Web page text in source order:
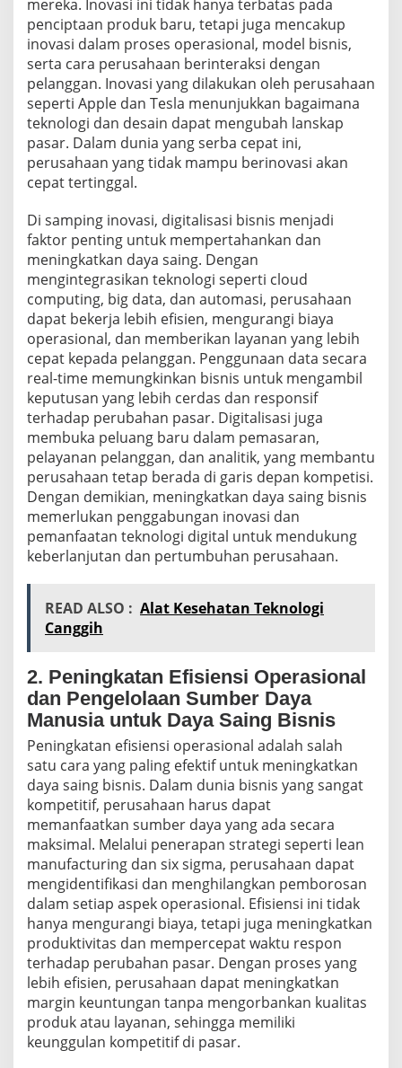
mereka. Inovasi ini tidak hanya terbatas pada
penciptaan produk baru, tetapi juga mencakup
inovasi dalam proses operasional, model bisnis,
serta cara perusahaan berinteraksi dengan
pelanggan. Inovasi yang dilakukan oleh perusahaan
seperti Apple dan Tesla menunjukkan bagaimana
teknologi dan desain dapat mengubah lanskap
pasar. Dalam dunia yang serba cepat ini,
perusahaan yang tidak mampu berinovasi akan
cepat tertinggal.
Di samping inovasi, digitalisasi bisnis menjadi
faktor penting untuk mempertahankan dan
meningkatkan daya saing. Dengan
mengintegrasikan teknologi seperti cloud
computing, big data, dan automasi, perusahaan
dapat bekerja lebih efisien, mengurangi biaya
operasional, dan memberikan layanan yang lebih
cepat kepada pelanggan. Penggunaan data secara
real-time memungkinkan bisnis untuk mengambil
keputusan yang lebih cerdas dan responsif
terhadap perubahan pasar. Digitalisasi juga
membuka peluang baru dalam pemasaran,
pelayanan pelanggan, dan analitik, yang membantu
perusahaan tetap berada di garis depan kompetisi.
Dengan demikian, meningkatkan daya saing bisnis
memerlukan penggabungan inovasi dan
pemanfaatan teknologi digital untuk mendukung
keberlanjutan dan pertumbuhan perusahaan.
READ ALSO : Alat Kesehatan Teknologi
Canggih
2. Peningkatan Efisiensi Operasional
dan Pengelolaan Sumber Daya
Manusia untuk Daya Saing Bisnis
Peningkatan efisiensi operasional adalah salah
satu cara yang paling efektif untuk meningkatkan
daya saing bisnis. Dalam dunia bisnis yang sangat
kompetitif, perusahaan harus dapat
memanfaatkan sumber daya yang ada secara
maksimal. Melalui penerapan strategi seperti lean
manufacturing dan six sigma, perusahaan dapat
mengidentifikasi dan menghilangkan pemborosan
dalam setiap aspek operasional. Efisiensi ini tidak
hanya mengurangi biaya, tetapi juga meningkatkan
produktivitas dan mempercepat waktu respon
terhadap perubahan pasar. Dengan proses yang
lebih efisien, perusahaan dapat meningkatkan
margin keuntungan tanpa mengorbankan kualitas
produk atau layanan, sehingga memiliki
keunggulan kompetitif di pasar.